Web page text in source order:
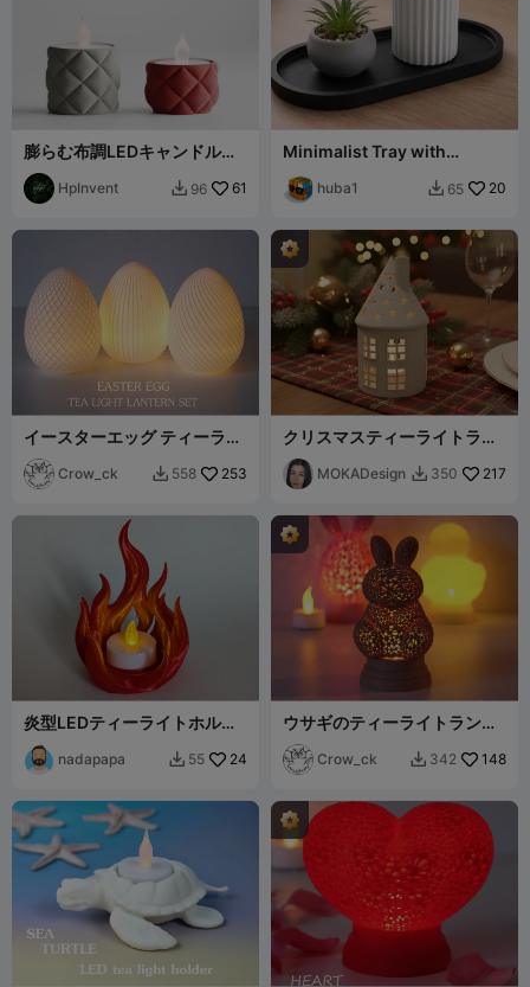
膨らむ布調LEDキャンドルテ
ィーライト
HpInvent  96 61
Minimalist Tray with
huba1  65 20
イースターエッグ ティーライ
トランタンセット
Crow_ck  558 253
クリスマスティーライトラン
タン - MOKA Design
MOKADesign  350 217
炎型LEDティーライトホルダ
ー
nadapapa  55 24
ウサギのティーライトランタ
ン
Crow_ck  342 148